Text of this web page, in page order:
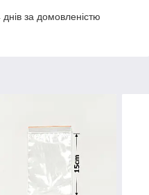
за домовленістю